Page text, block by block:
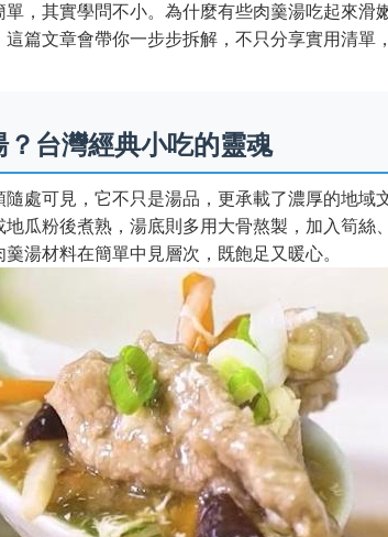
單，其實學問不小。為什麼有些肉羹湯吃起來滑
篇文章會帶你一步步拆解，不只分享實用清單
台灣經典小吃的靈魂
隨處可見，它不只是湯品，更承載了濃厚的地域
瓜粉後煮熟，湯底則多用大骨熬製，加入筍絲
湯材料在簡單中見層次，既飽足又暖心。